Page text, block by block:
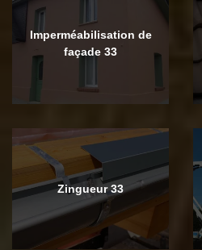
Imperméabilisation de
façade 33
Zingueur 33